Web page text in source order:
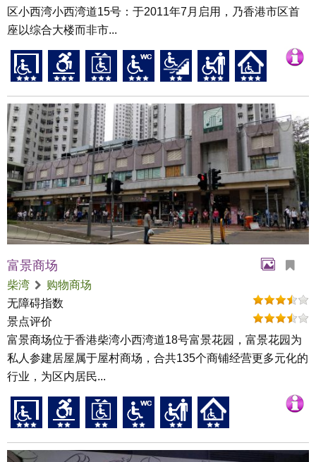
区小西湾小西湾道15号：于2011年7月启用，乃香港市区首
座以综合大楼而非市...
富景商场
柴湾
购物商场
无障碍指数
景点评价
富景商场位于香港柴湾小西湾道18号富景花园，富景花园为
私人参建居屋属于屋村商场，合共135个商铺经营更多元化的
行业，为区内居民...